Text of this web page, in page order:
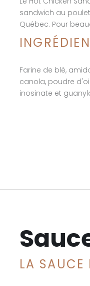
sandwich au
Québec. Pour
Farine de blé,
canola, poudre
inosinate et
LA SAUCE